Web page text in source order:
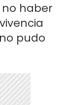
haber
pudo